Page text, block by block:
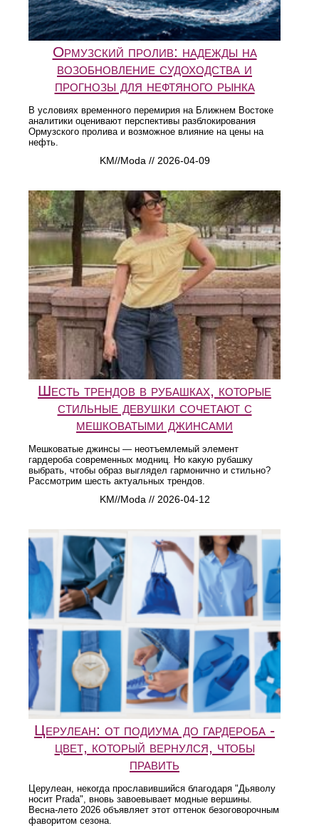
Ормузский пролив: надежды на
возобновление судоходства и
прогнозы для нефтяного рынка
В условиях временного перемирия на Ближнем Востоке
аналитики оценивают перспективы разблокирования
Ормузского пролива и возможное влияние на цены на
нефть.
KM//Moda // 2026-04-09
Шесть трендов в рубашках, которые
стильные девушки сочетают с
мешковатыми джинсами
Мешковатые джинсы — неотъемлемый элемент
гардероба современных модниц. Но какую рубашку
выбрать, чтобы образ выглядел гармонично и стильно?
Рассмотрим шесть актуальных трендов.
KM//Moda // 2026-04-12
Церулеан: от подиума до гардероба -
цвет, который вернулся, чтобы
править
Церулеан, некогда прославившийся благодаря "Дьяволу
носит Prada", вновь завоевывает модные вершины.
Весна-лето 2026 объявляет этот оттенок безоговорочным
фаворитом сезона.